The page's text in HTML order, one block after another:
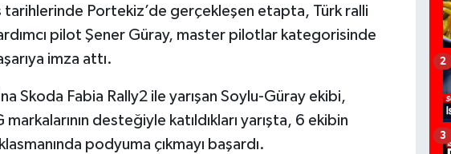
tarihlerinde Portekiz’de gerçekleşen etapta, Türk ralli
pilot Şener Güray, master pilotlar kategorisinde
imza attı.
Skoda Fabia Rally2 ile yarışan Soylu-Güray ekibi,
desteğiyle katıldıkları yarışta, 6 ekibin
podyuma çıkmayı başardı.
2
3